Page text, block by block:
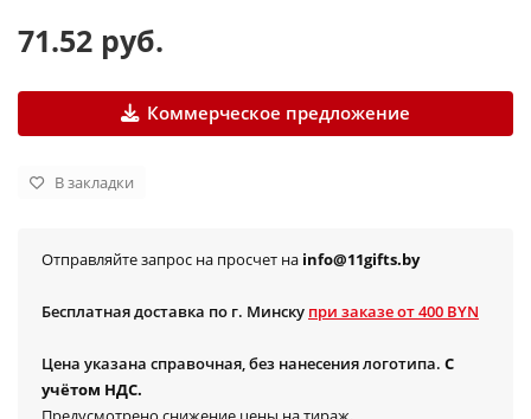
71.52 руб.
Коммерческое предложение
В закладки
Отправляйте запрос на просчет на info@11gifts.by
Бесплатная доставка по г. Минску при заказе от 400 BYN
Цена указана справочная, без нанесения логотипа. С
учётом НДС.